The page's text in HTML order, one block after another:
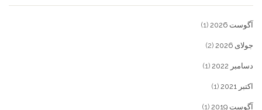
آگوست 2026 (1)
جولای 2026 (2)
دسامبر 2022 (1)
اکتبر 2021 (1)
آگوست 2019 (1)